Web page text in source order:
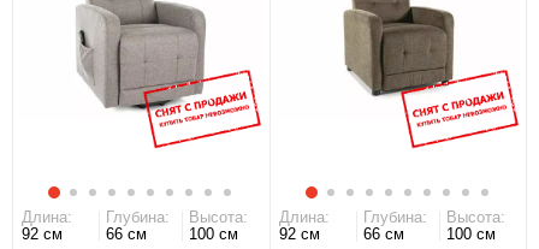
Длина:
92 см
Глубина:
66 см
Высота:
100 см
Длина:
92 см
Глубина:
66 см
Высота:
100 см